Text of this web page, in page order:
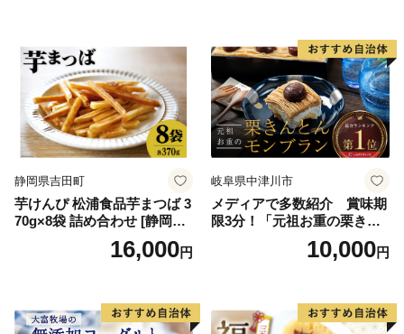
誕生日 カップ 詰め合わせ バ
ラエティ | バニラ チョコレー
ト ストロベリー ピスタチオ
バニラ＆クッキー ウベ 沖縄
紅イモ 塩ちんすこう 沖縄シ
ークヮーサー 沖縄黒糖 琉球
ロイヤルミルクティ 沖縄パ
イン
道産アイス 道産アイスクリ
ーム ギフト 詰合せ 詰め合わ
せ ふるさと納税 ）
静岡県吉田町
芋けんぴ 松浦食品芋まつば 3
70g×8袋 詰め合わせ [静岡伊
勢丹(松浦食品) 静岡県 吉田町
22424274] 芋ケンピ セット
16,000円
岐阜県中津川市
メディアで多数紹介 賞味期
限3分！「元祖お重の栗きん
とんモンブラン」 【未来の
ご褒美】スイーツ 栗 モンブ
子 菓子 F4N-2298
10,000円